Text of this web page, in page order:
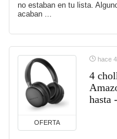
no estaban en tu lista.
acaban ...
OFERTA
hace
4
hasta